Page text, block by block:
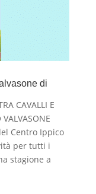
di
CAVALLI E
Centro Ippico
per tutti i
stagione a